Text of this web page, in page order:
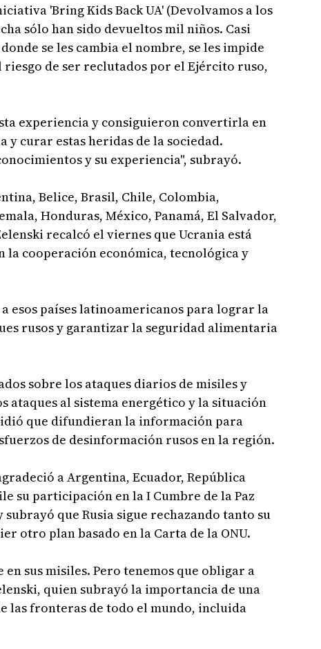
'Bring Kids Back UA' (Devolvamos a los
sólo han sido devueltos mil niños. Casi
se les cambia el nombre, se les impide
de ser reclutados por el Ejército ruso,
experiencia y consiguieron convertirla en
y curar estas heridas de la sociedad.
y su experiencia", subrayó.
Belice, Brasil, Chile, Colombia,
Honduras, México, Panamá, El Salvador,
recalcó el viernes que Ucrania está
la cooperación económica, tecnológica y
esos países latinoamericanos para lograr la
rusos y garantizar la seguridad alimentaria
sobre los ataques diarios de misiles y
ataques al sistema energético y la situación
que difundieran la información para
de desinformación rusos en la región.
a Argentina, Ecuador, República
su participación en la I Cumbre de la Paz
que Rusia sigue rechazando tanto su
otro plan basado en la Carta de la ONU.
sus misiles. Pero tenemos que obligar a
quien subrayó la importancia de una
las fronteras de todo el mundo, incluida